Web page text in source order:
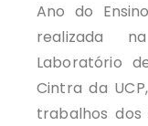
Ano do
realizada
Laboratório
Cintra da
trabalhos